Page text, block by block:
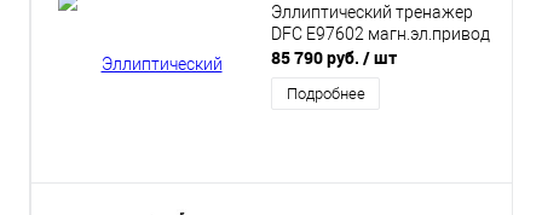
Эллиптический тренажер
DFC E97602 магн.эл.привод
85 790 руб. / шт
Подробнее